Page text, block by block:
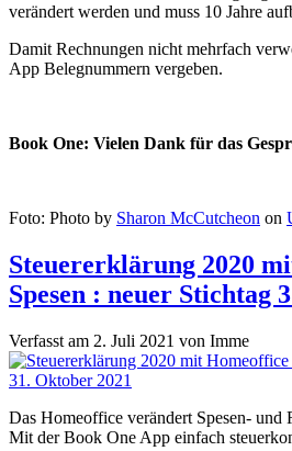
verändert werden und muss 10 Jahre
Damit Rechnungen nicht mehrfach
App Belegnummern vergeben.
Book One: Vielen Dank für das
Foto: Photo by Sharon McCutcheon on
Steuererklärung 2020
Spesen : neuer Stichtag
Verfasst am 2. Juli 2021 von Imme
Das Homeoffice verändert Spesen- und
Mit der Book One App einfach